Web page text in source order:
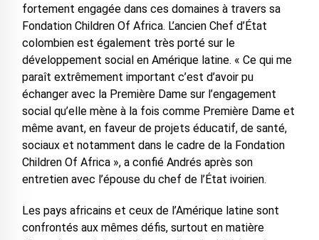
fortement engagée dans ces domaines à travers sa
Fondation Children Of Africa. L’ancien Chef d’État
colombien est également très porté sur le
développement social en Amérique latine. « Ce qui me
paraît extrêmement important c’est d’avoir pu
échanger avec la Première Dame sur l’engagement
social qu’elle mène à la fois comme Première Dame et
même avant, en faveur de projets éducatif, de santé,
sociaux et notamment dans le cadre de la Fondation
Children Of Africa », a confié Andrés après son
entretien avec l’épouse du chef de l’État ivoirien.
Les pays africains et ceux de l’Amérique latine sont
confrontés aux mêmes défis, surtout en matière